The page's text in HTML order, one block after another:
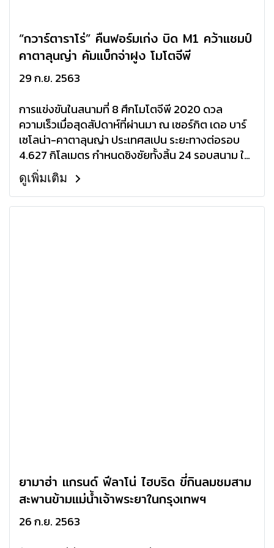
“กวาร์ตาราโร่” คืนฟอร์มเก่ง บิด M1 คว้าแชมป์
คาตาลุนญ่า คัมแบ็กจ่าฝูง โมโตจีพี
29 ก.ย. 2563
การแข่งขันในสนามที่ 8 ศึกโมโตจีพี 2020 ดวล
ความเร็วเมื่อสุดสัปดาห์ที่ผ่านมา ณ เซอร์กิต เดอ บาร์
เซโลน่า-คาตาลุนญ่า ประเทศสเปน ระยะทางต่อรอบ
4.627 กิโลเมตร กำหนดชิงชัยทั้งสิ้น 24 รอบสนาม ใน
รายการแกรน พรีมี มอนสเตอร์ เอเนอร์จี้ เดอ คาตา
ลุนญ่า
ดูเพิ่มเติม
ยามาฮ่า แกรนด์ ฟีลาโน่ ไฮบริด ขี่กินลมชมสาม
สะพานข้ามแม่น้ำเจ้าพระยาในกรุงเทพฯ
26 ก.ย. 2563